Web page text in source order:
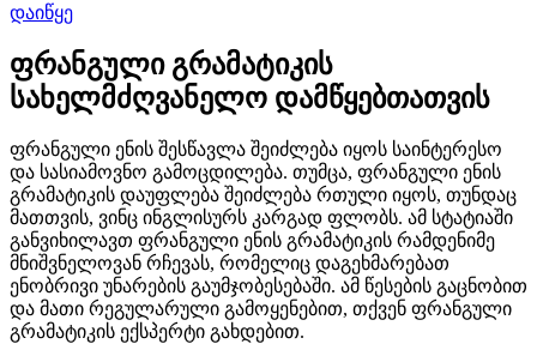
დაიწყე
ფრანგული გრამატიკის
სახელმძღვანელო დამწყებთათვის
ფრანგული ენის შესწავლა შეიძლება იყოს საინტერესო
და სასიამოვნო გამოცდილება. თუმცა, ფრანგული ენის
გრამატიკის დაუფლება შეიძლება რთული იყოს, თუნდაც
მათთვის, ვინც ინგლისურს კარგად ფლობს. ამ სტატიაში
განვიხილავთ ფრანგული ენის გრამატიკის რამდენიმე
მნიშვნელოვან რჩევას, რომელიც დაგეხმარებათ
ენობრივი უნარების გაუმჯობესებაში. ამ წესების გაცნობით
და მათი რეგულარული გამოყენებით, თქვენ ფრანგული
გრამატიკის ექსპერტი გახდებით.